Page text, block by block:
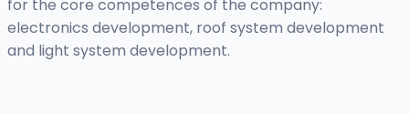
for the core competences of the company:
electronics development, roof system development
and light system development.